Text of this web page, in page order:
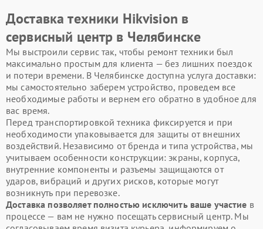
Доставка техники Hikvision в
сервисный центр в Челябинске
Мы выстроили сервис так, чтобы ремонт техники был
максимально простым для клиента — без лишних поездок
и потери времени. В Челябинске доступна услуга доставки:
мы самостоятельно заберем устройство, проведем все
необходимые работы и вернем его обратно в удобное для
вас время.
Перед транспортировкой техника фиксируется и при
необходимости упаковывается для защиты от внешних
воздействий. Независимо от бренда и типа устройства, мы
учитываем особенности конструкции: экраны, корпуса,
внутренние компоненты и разъемы защищаются от
ударов, вибраций и других рисков, которые могут
возникнуть при перевозке.
Доставка позволяет полностью исключить ваше участие в
процессе — вам не нужно посещать сервисный центр. Мы